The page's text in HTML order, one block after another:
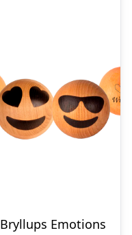
Bryllups Emotions